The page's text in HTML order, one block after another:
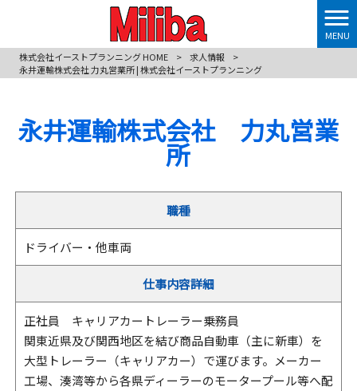
MENU
株式会社イーストプランニング HOME
> 求人情報
>
永井運輸株式会社 力丸営業所 | 株式会社イーストプランニング
永井運輸株式会社 力丸営業
所
職種
ドライバー・他車両
仕事内容詳細
正社員 キャリアカートレーラー乗務員
関東近県及び関西地区を結び商品自動車（主に新車）を
大型トレーラー（キャリアカー）で運びます。メーカー
工場、湊湾等から各県ディーラーのモータープール等へ配